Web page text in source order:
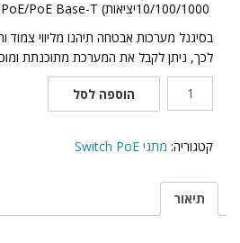
10/100/1000יציאותBase-T (
PoE
/
PoE
בסיגנל מערכות אבטחה תיהנו מליווי
לכך, ניתן לקבל את המערכת מתוכנתת
כמות
16
PoE
הספק
הוספה לסל
קטגוריה: מתגי Switch PoE
תיאור